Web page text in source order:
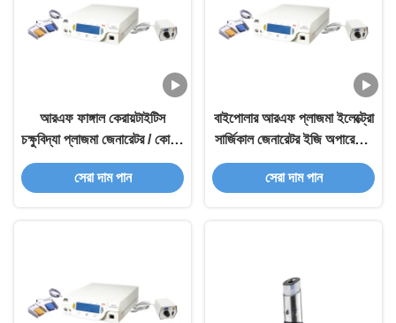
আরএফ ফাঙ্গাল কেরায়টাইটিস
চক্ষুবিদ্যা প্লাজমা জেনারেটর / কোনও
তাপবিহীন ডিভাইস
সেরা দাম পান
বাইপোলার আরএফ প্লাজমা ইলেক্ট্রো
সার্জিকাল জেনারেটর ইজি অপারেটেড
ফাঙ্গাল কেরাটাইটিসের জন্য
সেরা দাম পান